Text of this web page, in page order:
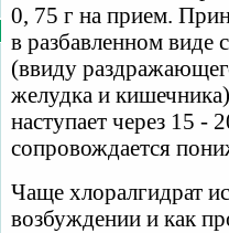
0, 75 г на прием.
в разбавленном
(ввиду
желудка и
наступает через 15 -
сопровождается
Чаще хлоралгидрат
возбуждении и как